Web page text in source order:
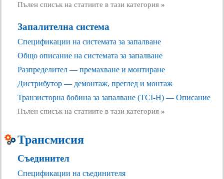
Пълен списък на статиите в тази категория »
Запалителна система
Спецификации на системата за запалване
Общо описание на системата за запалване
Разпределител — премахване и монтиране
Дистрибутор — демонтаж, преглед и монтаж
Транзисторна бобина за запалване (TCI-H) — Описание
Пълен списък на статиите в тази категория »
Трансмисия
Съединител
Спецификации на съединителя